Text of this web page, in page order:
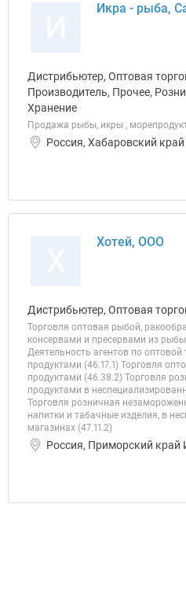
Икра - рыба,
Дистрибьютер, Оптовая
Производитель, Прочее,
Хранение
Продажа рыбы, икры ,
Россия, Хабаровский
Хотей, ООО
Дистрибьютер, Оптовая
Торговля оптовая рыбой,
консервами и пресервами из
Деятельность агентов по
продуктами (46.17.1) Торговля
продуктами (46.38.2) Торговля
продуктами в
Торговля розничная
напитки и табачные изделия, в
магазинах (47.11.2)
Россия, Приморский край